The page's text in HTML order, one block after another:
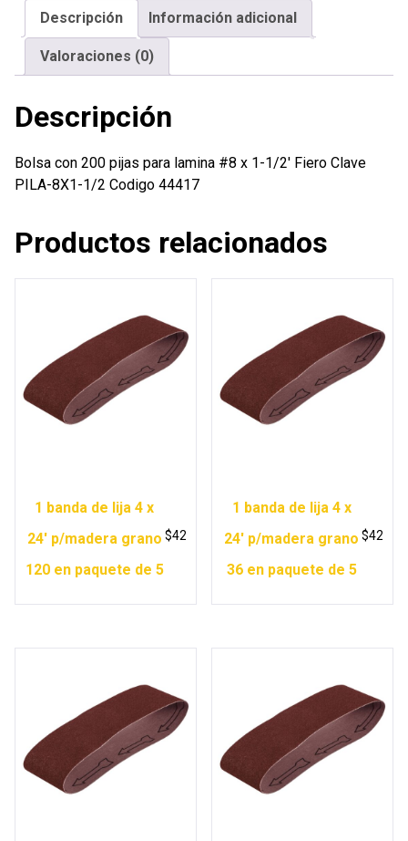
Fiero
cantidad
Descripción Información adicional
Valoraciones (0)
Descripción
Bolsa con 200 pijas para lamina #8 x 1-1/2′ Fiero Clave
PILA-8X1-1/2 Codigo 44417
Productos relacionados
1 banda de lija 4 x
24′ p/madera grano
120 en paquete de 5
$42
1 banda de lija 4 x
24′ p/madera grano
36 en paquete de 5
$42